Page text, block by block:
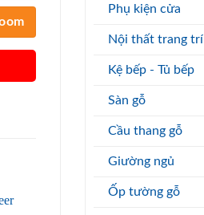
Phụ kiện cửa
Nội thất trang trí
Kệ bếp - Tủ bếp
Sàn gỗ
Cầu thang gỗ
Giường ngủ
Ốp tường gỗ